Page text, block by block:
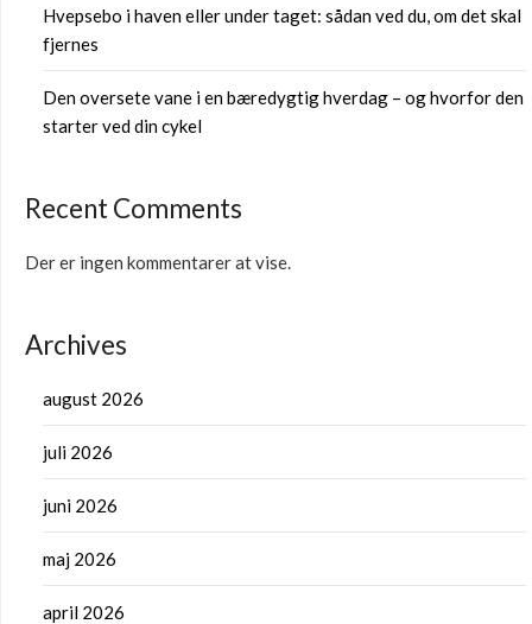
Hvepsebo i haven eller under taget: sådan ved du, om det skal
fjernes
Den oversete vane i en bæredygtig hverdag – og hvorfor den
starter ved din cykel
Recent Comments
Der er ingen kommentarer at vise.
Archives
august 2026
juli 2026
juni 2026
maj 2026
april 2026